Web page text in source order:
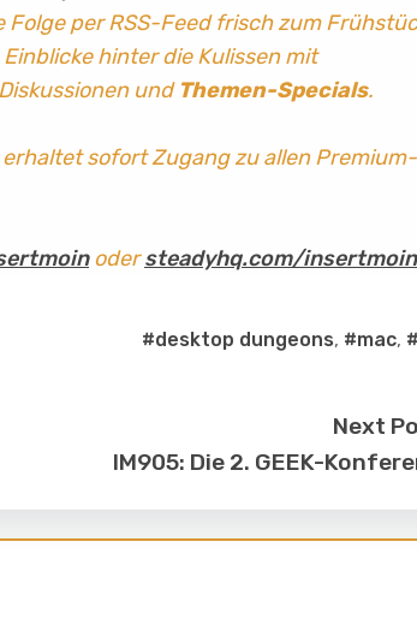
Folge per RSS-Feed frisch zum
hinter die Kulissen mit
und Themen-Specials.
sofort Zugang zu allen Premium-
odersteadyhq.com/insertmoin
#desktop dungeons, #mac,
Next
IM905: Die 2. GEEK-